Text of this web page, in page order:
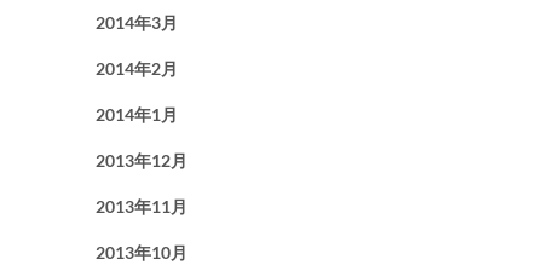
2014年3月
2014年2月
2014年1月
2013年12月
2013年11月
2013年10月